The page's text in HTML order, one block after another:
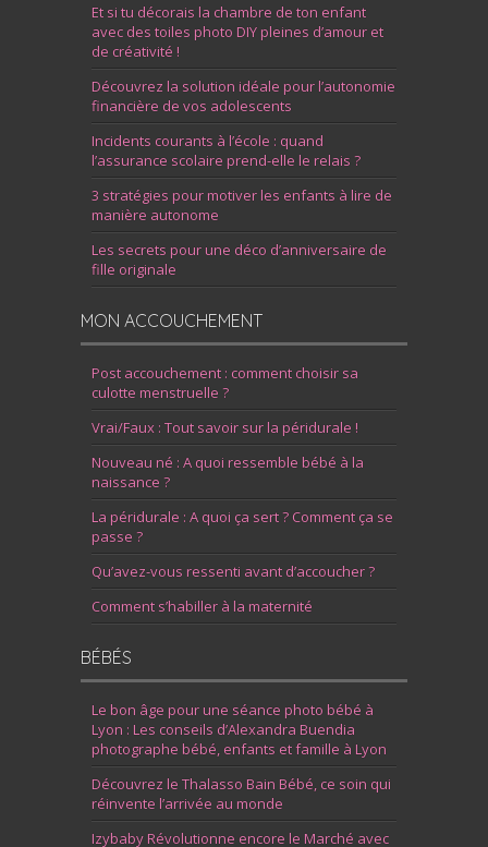
Et si tu décorais la chambre de ton enfant
avec des toiles photo DIY pleines d’amour et
de créativité !
Découvrez la solution idéale pour l’autonomie
financière de vos adolescents
Incidents courants à l’école : quand
l’assurance scolaire prend-elle le relais ?
3 stratégies pour motiver les enfants à lire de
manière autonome
Les secrets pour une déco d’anniversaire de
fille originale
MON ACCOUCHEMENT
Post accouchement : comment choisir sa
culotte menstruelle ?
Vrai/Faux : Tout savoir sur la péridurale !
Nouveau né : A quoi ressemble bébé à la
naissance ?
La péridurale : A quoi ça sert ? Comment ça se
passe ?
Qu’avez-vous ressenti avant d’accoucher ?
Comment s’habiller à la maternité
BÉBÉS
Le bon âge pour une séance photo bébé à
Lyon : Les conseils d’Alexandra Buendia
photographe bébé, enfants et famille à Lyon
Découvrez le Thalasso Bain Bébé, ce soin qui
réinvente l’arrivée au monde
Izybaby Révolutionne encore le Marché avec